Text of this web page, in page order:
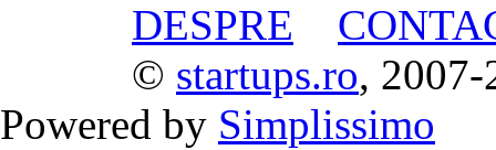
DESPRE
© startups.ro, 2007-
Powered by Simplissimo